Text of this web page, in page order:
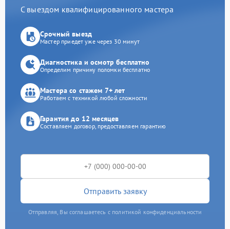
С выездом квалифицированного мастера
Срочный выезд
Мастер приедет уже через 30 минут
Диагностика и осмотр бесплатно
Определим причину поломки бесплатно
Мастера со стажем 7+ лет
Работаем с техникой любой сложности
Гарантия до 12 месяцев
Составляем договор, предоставляем гарантию
Отправить заявку
Отправляя, Вы соглашаетесь с политикой конфиденциальности